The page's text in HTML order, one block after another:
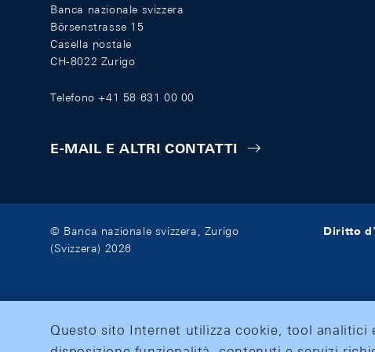
Banca nazionale svizzera
Börsenstrasse 15
Casella postale
CH-8022 Zurigo
Telefono +41 58 631 00 00
E-MAIL E ALTRI CONTATTI
© Banca nazionale svizzera, Zurigo
(Svizzera) 2026
Diritto
Questo sito Internet utilizza cookie, tool analitici